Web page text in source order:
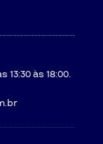
13:30 às 18:00.